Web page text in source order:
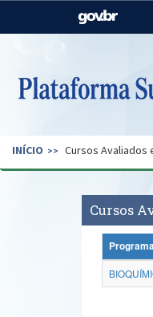
Casa Civil
Pecuária e
Secretaria de
INÍCIO Cursos Avaliados
Cursos
Programa